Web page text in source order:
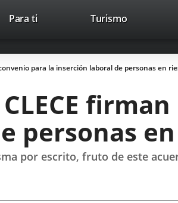
Trabaja con
Para ti TurismoThis
open
in
up
para la inserción laboral de personas en
personas
por escrito, fruto de este